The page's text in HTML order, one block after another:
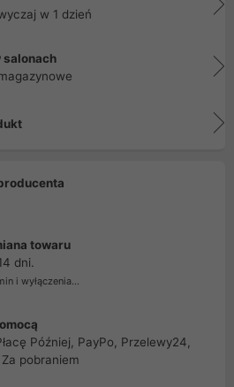
w 1 dzień
salonach
towaru
dni.
i wyłączenia...
Później, PayPo, Przelewy24,
pobraniem